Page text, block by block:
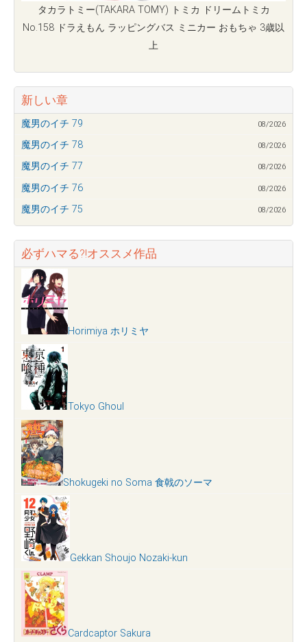
タカラトミー(TAKARA TOMY) トミカ ドリームトミカ
No.158 ドラえもん ラッピングバス ミニカー おもちゃ 3歳以
上
新しい章
魔男のイチ 79 08/2026
魔男のイチ 78 08/2026
魔男のイチ 77 08/2026
魔男のイチ 76 08/2026
魔男のイチ 75 08/2026
必ずハマる?!オススメ作品
Horimiya ホリミヤ
Tokyo Ghoul
Shokugeki no Soma 食戟のソーマ
Gekkan Shoujo Nozaki-kun
Cardcaptor Sakura